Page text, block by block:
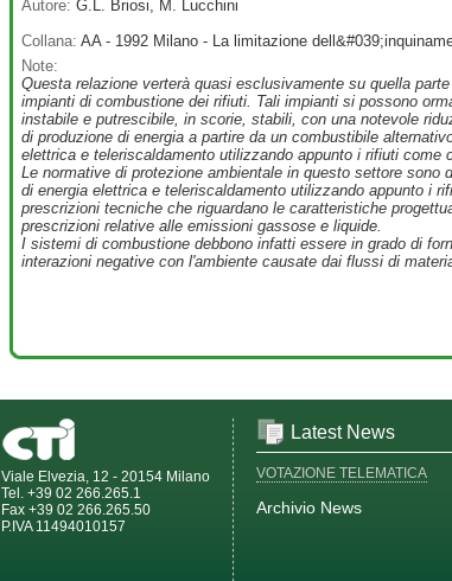
Autore: G.L. Briosi, M. Lucchini
Collana: AA - 1992 Milano - La limitazione
Note:
Questa relazione verterà quasi esclusivamente su quella
impianti di combustione dei rifiuti. Tali impianti si possono
instabile e putrescibile, in scorie, stabili, con una notevole
di produzione di energia a partire da un combustibile
elettrica e teleriscaldamento utilizzando appunto i rifiuti come
Le normative di protezione ambientale in questo settore
di energia elettrica e teleriscaldamento utilizzando appunto i
prescrizioni tecniche che riguardano le caratteristiche
prescrizioni relative alle emissioni gassose e liquide.
I sistemi di combustione debbono infatti essere in grado di
interazioni negative con l'ambiente causate dai flussi di
Viale Elvezia, 12 - 20154 Milano
Tel. +39 02 266.265.1
Fax +39 02 266.265.50
P.IVA 11494010157
Latest News
VOTAZIONE TELEMATICA
Archivio News